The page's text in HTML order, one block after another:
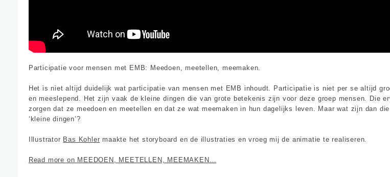
Participatie voor mensen met EMB: Meedoen, meetellen, meemaken.
Het is niet altijd duidelijk wat participatie van mensen met EMB inhoudt. Participatie is niet per se altijd
en meeslepend. Het zijn vaak de kleine dingen die van grote betekenis zijn voor deze groep mensen. Die
zorgen dat ze meedoen en meetellen en dat ze wat meemaken in hun dagelijks leven. Maar wat zijn dan die
‘kleine dingen’?
Illustrator Bas Kohler maakte het storyboard en de illustraties en vroeg mij de animatie te realiseren.
Read more on MEEDOEN, MEETELLEN, MEEMAKEN…